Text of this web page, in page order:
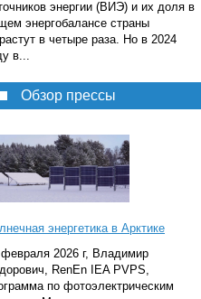
энергии (ВИЭ) и их доля в
энергобалансе страны
в четыре раза. Но в 2024
в...
Обзор прессы
энергетика в Арктике
2026 г, Владимир
RenEn IEA PVPS,
по фотоэлектрическим